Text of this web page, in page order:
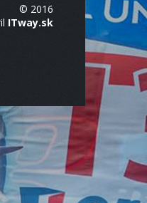
© 2016
ITway.sk